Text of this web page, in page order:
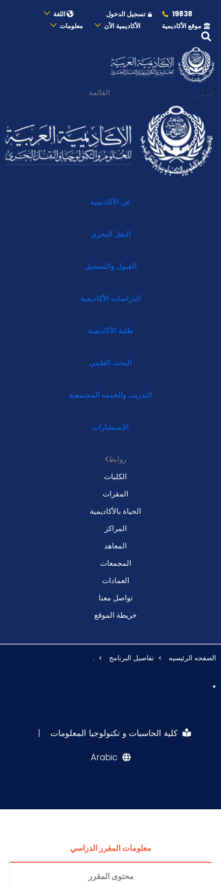
19838 تسجيل الدخول
اللغة
موقع الأكاديمية
الأكاديمية الأن معلومات
إغلاق القائمة
عن الأكاديمية
النقل البحري
القبول والتسجيل
الدراسات الأكاديمية
طلبة الأكاديمية
البحث العلمي
التدريب والخدمة المجتمعية
الإستشارات
روابط
الكليات
المقرات
الحياة بالأكاديمية
المراكز
المعاهد
المجمعات
العمادات
تواصل معنا
خريطة الموقع
الصفحه الرئيسيه تفاصيل البرنامج .
.
كلية الحاسبات و تكنولوجيا المعلومات |
Arabic
معلومات المقرر الدراسي
محتوى المقرر